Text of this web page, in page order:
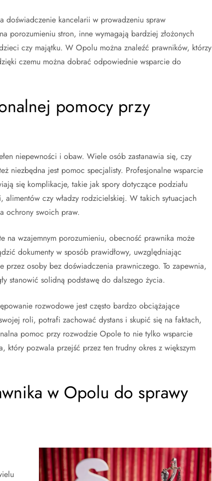
kancelarii w prowadzeniu spraw
porozumieniu stron, inne wymagają bardziej złożonych
czy majątku. W Opolu można znaleźć prawników, którzy
czemu można dobrać odpowiednie wsparcie do
pomocy przy
niepewności i obaw. Wiele osób zastanawia się, czy
niezbędna jest pomoc specjalisty. Profesjonalne wsparcie
się komplikacje, takie jak spory dotyczące podziału
czy władzy rodzicielskiej. W takich sytuacjach
ochrony swoich praw.
na wzajemnym porozumieniu, obecność prawnika może
dokumenty w sposób prawidłowy, uwzględniając
przez osoby bez doświadczenia prawniczego. To zapewnia,
stanowić solidną podstawę do dalszego życia.
rozwodowe jest często bardzo obciążające
roli, potrafi zachować dystans i skupić się na faktach,
pomoc przy rozwodzie Opole to nie tylko wsparcie
pozwala przejść przez ten trudny okres z większym
w Opolu do sprawy